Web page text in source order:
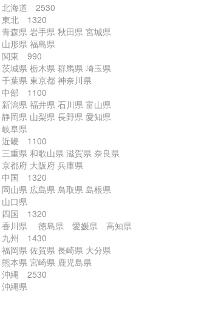
北海道 2530
東北 1320
青森県 岩手県 秋田県 宮城県
山形県 福島県
関東 990
茨城県 栃木県 群馬県 埼玉県
千葉県 東京都 神奈川県
中部 1100
新潟県 福井県 石川県 富山県
静岡県 山梨県 長野県 愛知県
岐阜県
近畿 1100
三重県 和歌山県 滋賀県 奈良県
京都府 大阪府 兵庫県
中国 1320
岡山県 広島県 鳥取県 島根県
山口県
四国 1320
香川県 徳島県 愛媛県 高知県
九州 1430
福岡県 佐賀県 長崎県 大分県
熊本県 宮崎県 鹿児島県
沖縄 2530
沖縄県